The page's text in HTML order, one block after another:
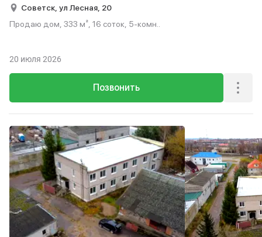
Советск, ул Лесная, 20
Продаю дом, 333 м², 16 соток, 5-комн..
Позвонить
20 июля 2026